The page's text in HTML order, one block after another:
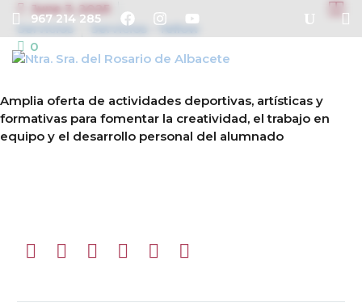
967 214 285 
June 3, 2025
Servicios
Servicios - Yellow
0
Amplia oferta de actividades deportivas, artísticas y
formativas para fomentar la creatividad, el trabajo en
equipo y el desarrollo personal del alumnado